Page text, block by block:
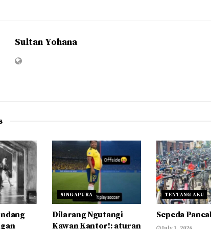
Sultan Yohana
SINGAPURA
Dilarang Ngutangi
Kawan Kantor!: aturan
TENTANG AKU
Sepeda